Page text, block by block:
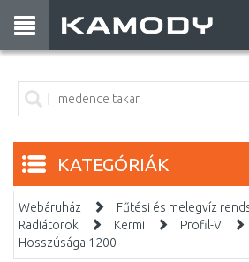
KATEGÓRIÁK
Webáruház
Fűtési és melegvíz
Radiátorok
Kermi Profil-V
Hosszúsága 1200